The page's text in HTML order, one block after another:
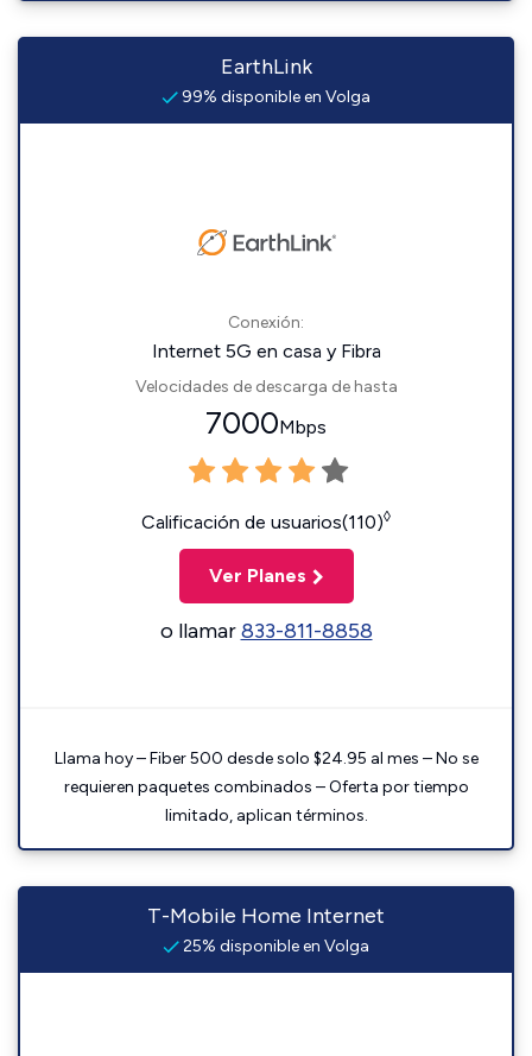
EarthLink
99% disponible en Volga
Conexión:
Internet 5G en casa y Fibra
Velocidades de descarga de hasta
7000Mbps
Calificación de usuarios(110)◊
Ver Planes
o llamar833-811-8858
Llama hoy – Fiber 500 desde solo $24.95 al mes – No se
requieren paquetes combinados – Oferta por tiempo
limitado, aplican términos.
T-Mobile Home Internet
25% disponible en Volga